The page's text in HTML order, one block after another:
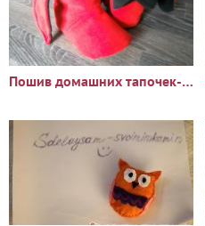
Пошив домашних тапочек-сапожек